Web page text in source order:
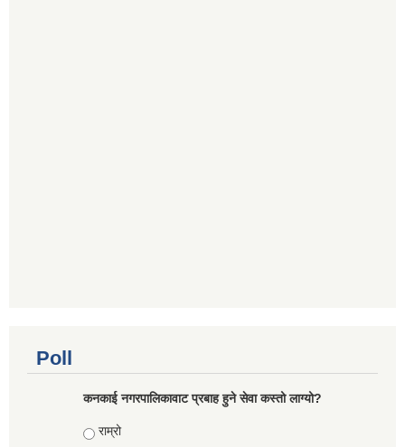
Poll
कनकाई नगरपालिकावाट प्रबाह हुने सेवा कस्तो लाग्यो?
Choices
राम्रो